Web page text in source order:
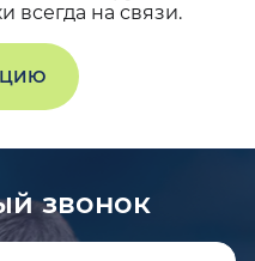
всегда на связи.
звонок